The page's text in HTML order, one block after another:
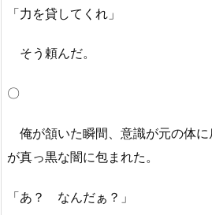
「力を貸してくれ」
そう頼んだ。
〇
俺が頷いた瞬間、意識が元の体
が真っ黒な闇に包まれた。
「あ？ なんだぁ？」